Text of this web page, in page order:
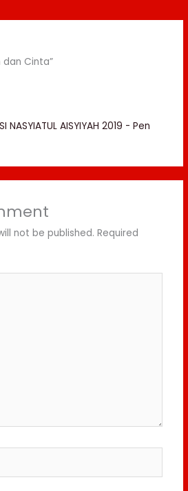
dan Cinta”
NASYIATUL AISYIYAH 2019 - Pen
not be published. Required